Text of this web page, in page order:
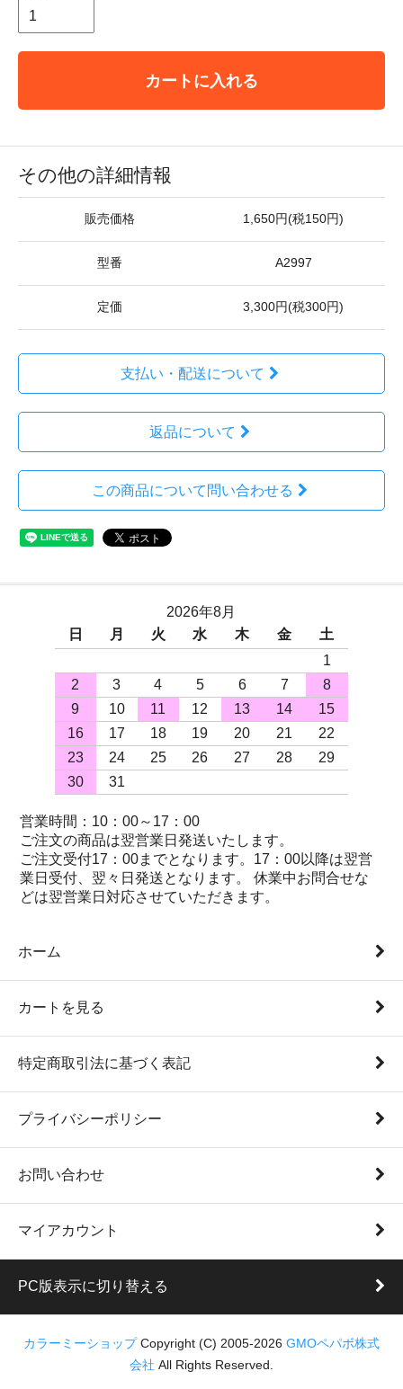
カートに入れる
その他の詳細情報
販売価格 1,650円(税150円)
型番 A2997
定価 3,300円(税300円)
支払い・配送について
返品について
この商品について問い合わせる
2026年8月
日
月 火 水 木 金
土
1
2
3 4 5 6 7
8
9
10 11 12 13 14
15
16
17 18 19 20 21
22
23
24 25 26 27 28
29
30
31
営業時間：10：00～17：00
ご注文の商品は翌営業日発送いたします。
ご注文受付17：00までとなります。17：00以降は翌営
業日受付、翌々日発送となります。 休業中お問合せな
どは翌営業日対応させていただきます。
ホーム
カートを見る
特定商取引法に基づく表記
プライバシーポリシー
お問い合わせ
マイアカウント
PC版表示に切り替える
カラーミーショップ Copyright (C) 2005-2026 GMOペパボ株式
会社 All Rights Reserved.